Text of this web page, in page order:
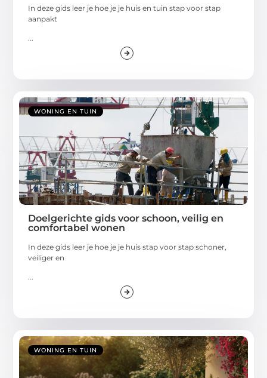
In deze gids leer je hoe je je huis en tuin stap voor stap
aanpakt
...
WONING EN TUIN
Doelgerichte gids voor schoon, veilig en
comfortabel wonen
In deze gids leer je hoe je je huis stap voor stap schoner,
veiliger en
...
WONING EN TUIN